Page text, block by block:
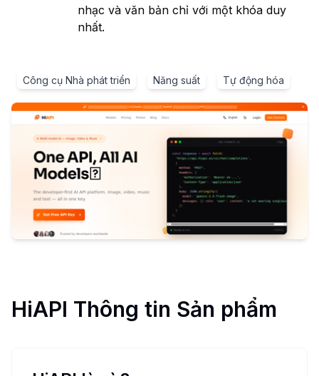
nhạc và văn bản chỉ với một khóa duy
nhất.
Công cụ Nhà phát triển Năng suất Tự động hóa
HiAPI Thông tin Sản phẩm